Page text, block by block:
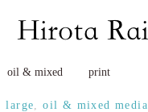
oil & mixed print
large,oil & mixed media